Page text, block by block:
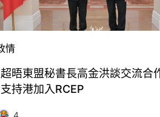
情
晤東盟秘書長高金洪談交流
持港加入RCEP
4